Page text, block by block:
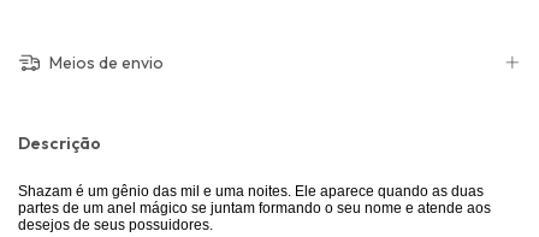
Meios de envio
Descrição
Shazam é um gênio das mil e uma noites. Ele aparece quando as duas
partes de um anel mágico se juntam formando o seu nome e atende aos
desejos de seus possuidores.